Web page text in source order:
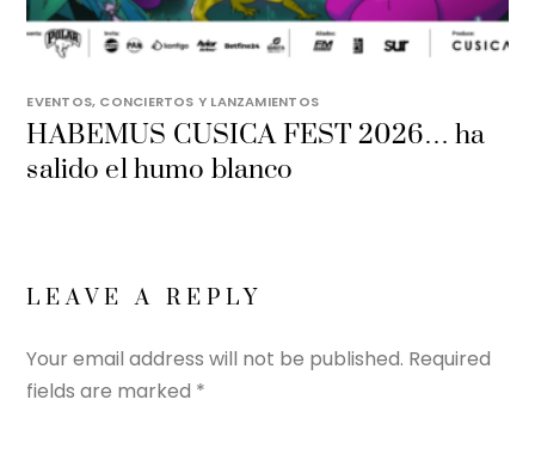
EVENTOS, CONCIERTOS Y LANZAMIENTOS
HABEMUS CUSICA FEST 2026… ha
salido el humo blanco
LEAVE A REPLY
Your email address will not be published. Required
fields are marked *